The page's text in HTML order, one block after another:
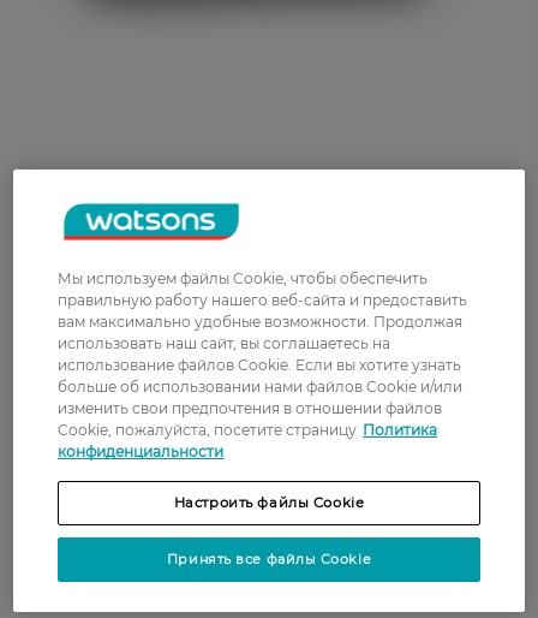
Мы используем файлы Cookie, чтобы обеспечить
правильную работу нашего веб-сайта и предоставить
вам максимально удобные возможности. Продолжая
использовать наш сайт, вы соглашаетесь на
использование файлов Cookie. Если вы хотите узнать
больше об использовании нами файлов Cookie и/или
изменить свои предпочтения в отношении файлов
Cookie, пожалуйста, посетите страницу Политика
конфиденциальности
Настроить файлы Cookie
Принять все файлы Cookie